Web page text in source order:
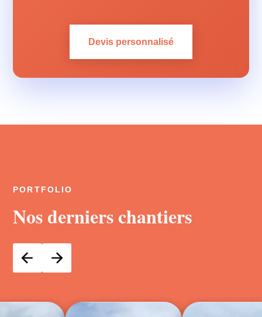
Devis personnalisé
PORTFOLIO
Nos derniers chantiers